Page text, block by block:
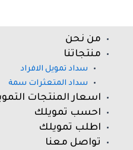
من نحن
منتجاتنا
سداد تمويل الافراد
سداد المتعثرات سمة
اسعار المنتجات
احسب تمويلك
اطلب تمويلك
تواصل معنا